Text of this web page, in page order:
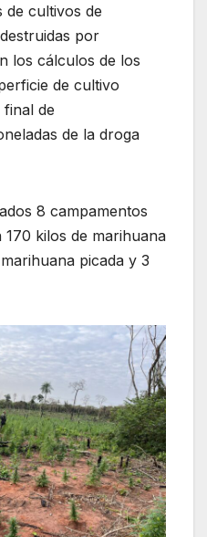
de cultivos de
por
los cálculos de los
de cultivo
de
de la droga
8 campamentos
kilos de marihuana
picada y 3